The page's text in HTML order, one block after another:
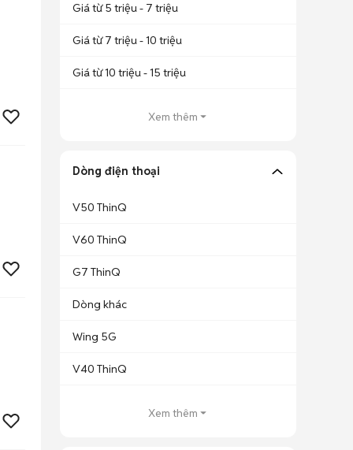
Giá từ 5 triệu - 7 triệu
Giá từ 7 triệu - 10 triệu
Giá từ 10 triệu - 15 triệu
Xem thêm
Dòng điện thoại
V50 ThinQ
V60 ThinQ
G7 ThinQ
Dòng khác
Wing 5G
V40 ThinQ
Xem thêm